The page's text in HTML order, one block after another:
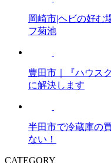
岡崎市|ヘビの好む
フ菊池
豊田市｜『ハウス
に解決します
半田市で冷蔵庫の
ない！
CATEGORY